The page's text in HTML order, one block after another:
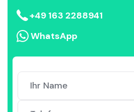
+49 163 2288941
WhatsApp